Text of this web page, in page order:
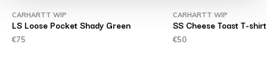
CARHARTT WIP
LS Loose Pocket Shady Green
€75
CARHARTT WIP
SS Cheese Toast T-
€50